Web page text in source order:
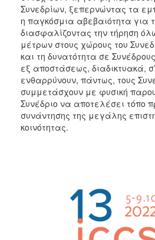
Συνεδρίων, ξεπερνώντας τα
η παγκόσμια αβεβαιότητα για
διασφαλίζοντας την τήρηση
μέτρων στους χώρους του
και τη δυνατότητα σε
εξ αποστάσεως, διαδικτυακά,
ενθαρρύνουν, πάντως, τους
συμμετάσχουν με φυσική
Συνέδριο να αποτελέσει τόπο
συνάντησης της μεγάλης
κοινότητας.